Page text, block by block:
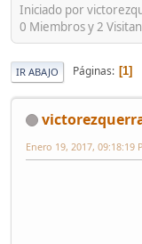
Iniciado por
0 Miembros y 2
IR ABAJO Páginas 1
Enero 19, 2017, 09:18:19